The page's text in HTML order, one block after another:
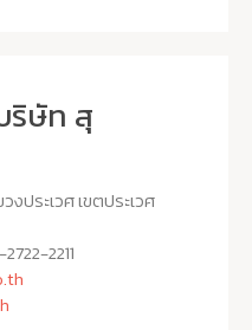
ริษัท สุ
ประเวศ เขตประเวศ
2211